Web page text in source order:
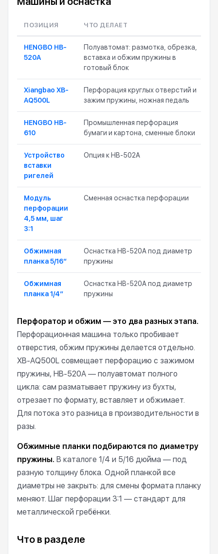
ПОЗИЦИЯ ЧТО ДЕЛАЕТ
HENGBO HB-
520A
Полуавтомат: размотка, обрезка,
вставка и обжим пружины в
готовый блок
Xiangbao XB-
AQ500L
Перфорация круглых отверстий и
зажим пружины, ножная педаль
HENGBO HB-
610
Промышленная перфорация
бумаги и картона, сменные блоки
Устройство
вставки
ригелей
Опция к HB-502A
Модуль
перфорации
4,5 мм, шаг
3:1
Сменная оснастка перфорации
Обжимная
планка 5/16″
Оснастка HB-520A под диаметр
пружины
Обжимная
планка 1/4″
Оснастка HB-520A под диаметр
пружины
Перфоратор и обжим — это два разных этапа.
Перфорационная машина только пробивает
отверстия, обжим пружины делается отдельно.
XB-AQ500L совмещает перфорацию с зажимом
пружины, HB-520A — полуавтомат полного
цикла: сам разматывает пружину из бухты,
отрезает по формату, вставляет и обжимает.
Для потока это разница в производительности в
разы.
Обжимные планки подбираются по диаметру
пружины. В каталоге 1/4 и 5/16 дюйма — под
разную толщину блока. Одной планкой все
диаметры не закрыть: для смены формата планку
меняют. Шаг перфорации 3:1 — стандарт для
металлической гребёнки.
Что в разделе